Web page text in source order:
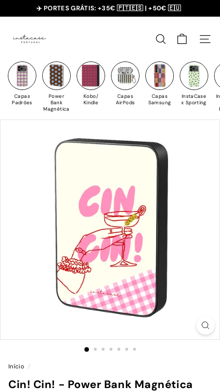
para
Conteúdo
slideshow
✈️ PORTES GRÁTIS: +35€ 🇵🇹🇪🇸 | +50€ 🇪🇺
n
t
a
C
a
s
PESQUISAR
Capas
Padrões
Power
Bank
Magnética
Kobo/
Kindle
Capas
AirPods
Capas
Samsung
InstaCase
x Sporting
Início /
Cin! Cin! - Power Bank Magnética